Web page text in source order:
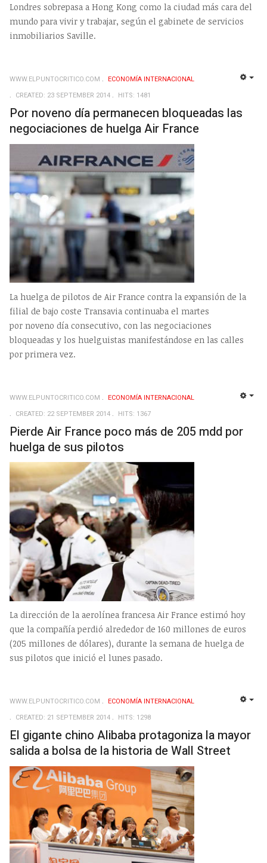
Londres sobrepasa a Hong Kong como la ciudad más cara del
mundo para vivir y trabajar, según el gabinete de servicios
inmobiliarios Saville.
WWW.ELPUNTOCRITICO.COM
ECONOMÍA INTERNACIONAL
CREATED: 23 SEPTEMBER 2014
HITS: 1481
Por noveno día permanecen bloqueadas las
negociaciones de huelga Air France
La huelga de pilotos de Air France contra la expansión de la
filial de bajo coste Transavia continuaba el martes
por noveno día consecutivo, con las negociaciones
bloqueadas y los huelguistas manifestándose en las calles
por primera vez.
WWW.ELPUNTOCRITICO.COM
ECONOMÍA INTERNACIONAL
CREATED: 22 SEPTEMBER 2014
HITS: 1367
Pierde Air France poco más de 205 mdd por
huelga de sus pilotos
La dirección de la aerolínea francesa Air France estimó hoy
que la compañía perdió alrededor de 160 millones de euros
(205 millones de dólares), durante la semana de huelga de
sus pilotos que inició el lunes pasado.
WWW.ELPUNTOCRITICO.COM
ECONOMÍA INTERNACIONAL
CREATED: 21 SEPTEMBER 2014
HITS: 1298
El gigante chino Alibaba protagoniza la mayor
salida a bolsa de la historia de Wall Street